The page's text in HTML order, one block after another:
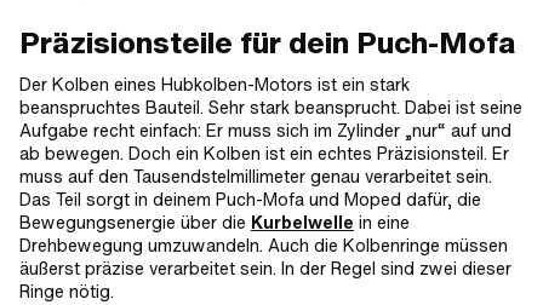
Präzisionsteile für dein Puch-Mofa
Der Kolben eines Hubkolben-Motors ist ein stark
beanspruchtes Bauteil. Sehr stark beansprucht. Dabei ist seine
Aufgabe recht einfach: Er muss sich im Zylinder „nur“ auf und
ab bewegen. Doch ein Kolben ist ein echtes Präzisionsteil. Er
muss auf den Tausendstelmillimeter genau verarbeitet sein.
Das Teil sorgt in deinem Puch-Mofa und Moped dafür, die
Bewegungsenergie über die Kurbelwelle in eine
Drehbewegung umzuwandeln. Auch die Kolbenringe müssen
äußerst präzise verarbeitet sein. In der Regel sind zwei dieser
Ringe nötig.